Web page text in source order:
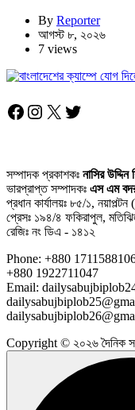
By Reporter
আগস্ট ৮, ২০২৬
7 views
Facebook
Instagram
X Twitter
সম্পাদক প্রকাশকঃ নাসির উদ্দিন
ভারপ্রাপ্ত সম্পাদকঃ এস এম
প্রধান কার্যালয়ঃ ৮৫/১,
প্রেসঃ ১৯৪/৪ ফকিরাপুল,
রেজিঃ নং ডিএ - ১৪১২
Phone: +880
+880 1922711047
Email:
Copyright © ২০২৬ দৈনিক